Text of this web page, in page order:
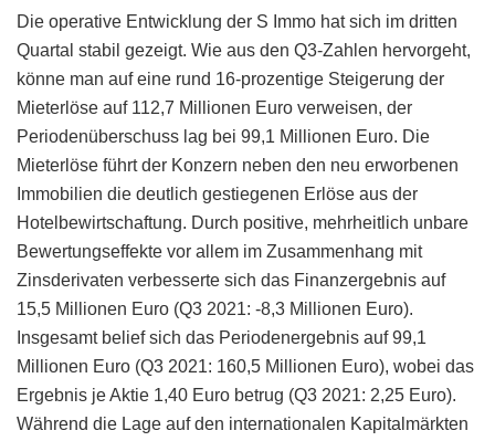
Die operative Entwicklung der S Immo hat sich im dritten
Quartal stabil gezeigt. Wie aus den Q3-Zahlen hervorgeht,
könne man auf eine rund 16-prozentige Steigerung der
Mieterlöse auf 112,7 Millionen Euro verweisen, der
Periodenüberschuss lag bei 99,1 Millionen Euro. Die
Mieterlöse führt der Konzern neben den neu erworbenen
Immobilien die deutlich gestiegenen Erlöse aus der
Hotelbewirtschaftung. Durch positive, mehrheitlich unbare
Bewertungseffekte vor allem im Zusammenhang mit
Zinsderivaten verbesserte sich das Finanzergebnis auf
15,5 Millionen Euro (Q3 2021: -8,3 Millionen Euro).
Insgesamt belief sich das Periodenergebnis auf 99,1
Millionen Euro (Q3 2021: 160,5 Millionen Euro), wobei das
Ergebnis je Aktie 1,40 Euro betrug (Q3 2021: 2,25 Euro).
Während die Lage auf den internationalen Kapitalmärkten